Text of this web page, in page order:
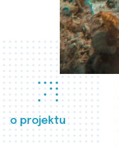
o projektu